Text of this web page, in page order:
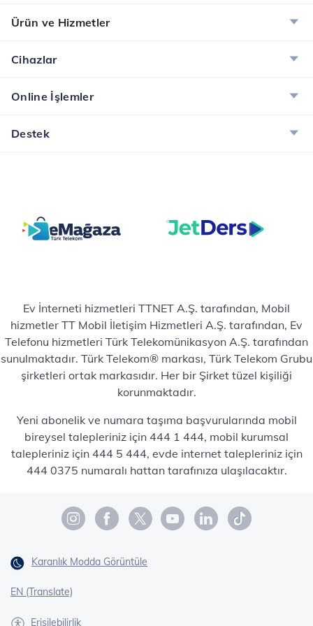
Ürün ve Hizmetler
Cihazlar
Online İşlemler
Destek
Ev İnterneti hizmetleri TTNET A.Ş. tarafından, Mobil
hizmetler TT Mobil İletişim Hizmetleri A.Ş. tarafından, Ev
Telefonu hizmetleri Türk Telekomünikasyon A.Ş. tarafından
sunulmaktadır. Türk Telekom® markası, Türk Telekom Grubu
şirketleri ortak markasıdır. Her bir Şirket tüzel kişiliği
korunmaktadır.
Yeni abonelik ve numara taşıma başvurularında mobil
bireysel talepleriniz için 444 1 444, mobil kurumsal
talepleriniz için 444 5 444, evde internet talepleriniz için
444 0375 numaralı hattan tarafınıza ulaşılacaktır.
Karanlık Modda Görüntüle
EN (Translate)
Erişilebilirlik